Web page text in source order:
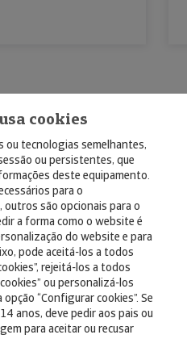
cookies
ou tecnologias semelhantes,
ou persistentes, que
deste equipamento.
para o
são opcionais para o
a forma como o website é
do website e para
pode aceitá-los a todos
rejeitá-los a todos
ou personalizá-los
“Configurar cookies”. Se
anos, deve pedir aos pais ou
para aceitar ou recusar